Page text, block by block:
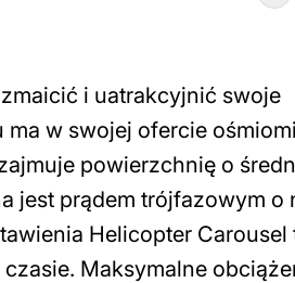
i uatrakcyjnić swoje
w swojej ofercie
powierzchnię o
jest prądem trójfazowym o
Helicopter Carousel
Maksymalne